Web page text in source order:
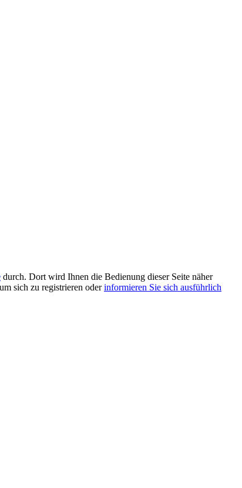
durch. Dort wird Ihnen die Bedienung dieser Seite näher
sich zu registrieren oderinformieren Sie sich ausführlich